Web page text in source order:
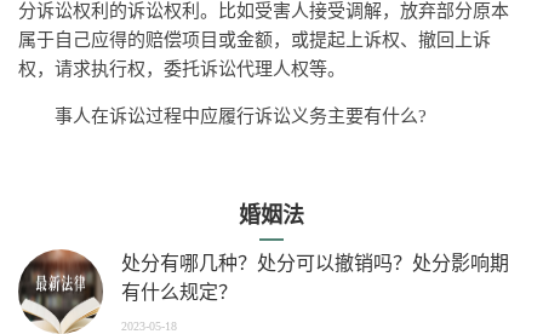
分诉讼权利的诉讼权利。比如受害人接受调解，放弃部分原本
属于自己应得的赔偿项目或金额，或提起上诉权、撤回上诉
权，请求执行权，委托诉讼代理人权等。
事人在诉讼过程中应履行诉讼义务主要有什么?
婚姻法
处分有哪几种？处分可以撤销吗？处分影响期
有什么规定？
2023-05-18